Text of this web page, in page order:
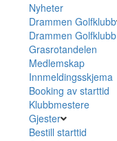
Nyheter
Drammen Golfklubb
Drammen Golfklubb
Grasrotandelen
Medlemskap
Innmeldingsskjema
Booking av starttid
Klubbmestere
Gjester
Bestill starttid